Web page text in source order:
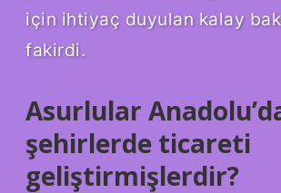
için ihtiyaç duyulan kalay
fakirdi.
Asurlular
şehirlerde ticareti
geliştirmişlerdir?